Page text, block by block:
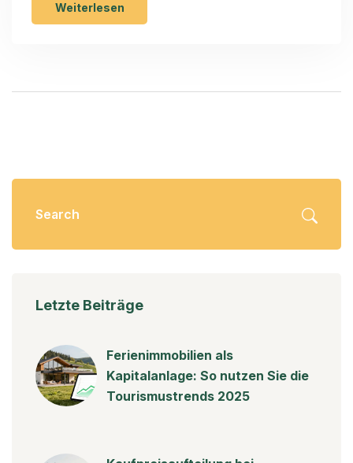
Weiterlesen
Letzte Beiträge
Ferienimmobilien als
Kapitalanlage: So nutzen Sie die
Tourismustrends 2025